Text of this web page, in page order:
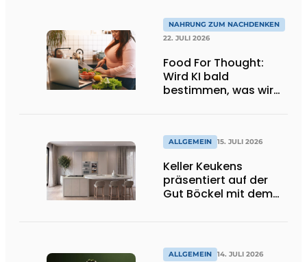
NAHRUNG ZUM NACHDENKEN
22. JULI 2026
Food For Thought:
Wird KI bald
bestimmen, was wir
dich!
ALLGEMEIN 15. JULI 2026
Keller Keukens
präsentiert auf der
Gut Böckel mit dem
ALLGEMEIN 14. JULI 2026